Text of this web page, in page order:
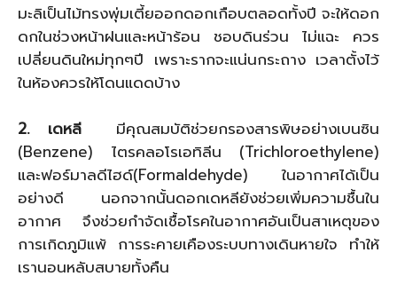
มะลิเป็นไม้ทรงพุ่มเตี้ยออกดอกเกือบตลอดทั้งปี จะให้ดอก
ดกในช่วงหน้าฝนและหน้าร้อน ชอบดินร่วน ไม่แฉะ ควร
เปลี่ยนดินใหม่ทุกๆปี เพราะรากจะแน่นกระถาง เวลาตั้งไว้
ในห้องควรให้โดนแดดบ้าง
2. เดหลี
มีคุณสมบัติช่วยกรองสารพิษอย่างเบนซิน
(Benzene) ไตรคลอโรเอทิลีน (Trichloroethylene)
และฟอร์มาลดีไฮด์(Formaldehyde) ในอากาศได้เป็น
อย่างดี นอกจากนั้นดอกเดหลียังช่วยเพิ่มความชื้นใน
อากาศ จึงช่วยกำจัดเชื้อโรคในอากาศอันเป็นสาเหตุของ
การเกิดภูมิแพ้ การระคายเคืองระบบทางเดินหายใจ ทำให้
เรานอนหลับสบายทั้งคืน